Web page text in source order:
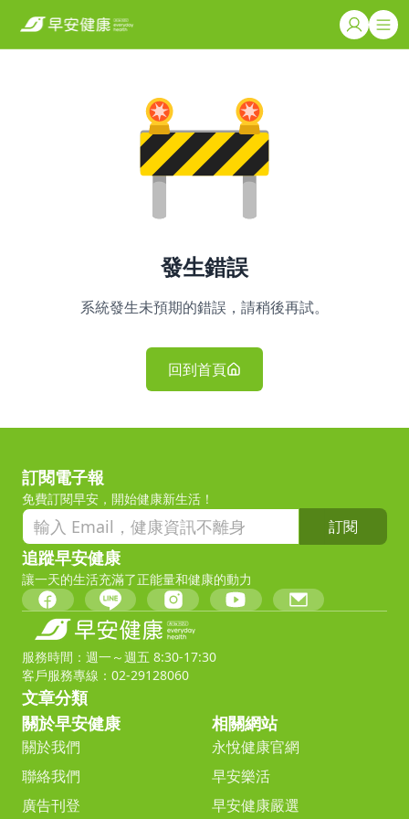
發生錯誤
系統發生未預期的錯誤，請稍後再試。
回到首頁
訂閱電子報
免費訂閱早安，開始健康新生活！
訂閱
追蹤早安健康
讓一天的生活充滿了正能量和健康的動力
服務時間：週一～週五 8:30-17:30
客戶服務專線：02-29128060
文章分類
關於早安健康
關於我們
聯絡我們
廣告刊登
相關網站
永悅健康官網
早安樂活
早安健康嚴選